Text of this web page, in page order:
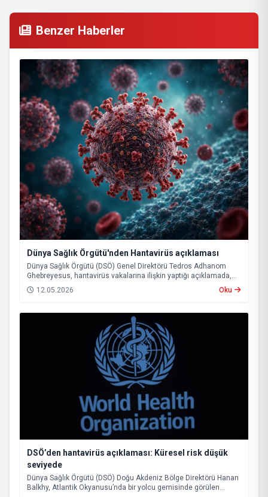
Benzer Haberler
Dünya Sağlık Örgütü'nden Hantavirüs açıklaması
Dünya Sağlık Örgütü (DSÖ) Genel Direktörü Tedros Adhanom
Ghebreyesus, hantavirüs vakalarına ilişkin yaptığı açıklamada,
mevcut tablonun küresel çapta büyük bir salgının başlangıcına
işaret etmediğini belirtti. Ghebreyesus, buna rağmen virüsün
vakaların görülebileceği uyarısında bulundu.
12.05.2026 Oku
DSÖ’den hantavirüs açıklaması: Küresel risk düşük
seviyede
Dünya Sağlık Örgütü (DSÖ) Doğu Akdeniz Bölge Direktörü Hanan
Balkhy, Atlantik Okyanusu’nda bir yolcu gemisinde görülen